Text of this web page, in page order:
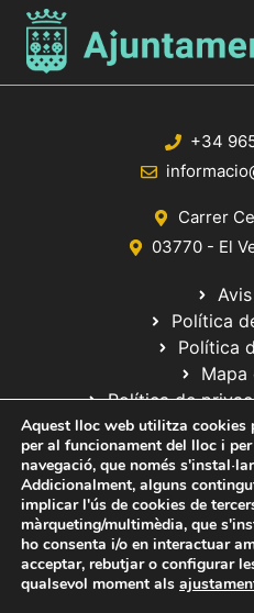
+34
Carrer
03770 - El
Política
Política
Mapa
Política de
© 2020 Web desarrollada por el
de
Aquest lloc web utilitza cookies
per al funcionament del lloc i
navegació, que només
Addicionalment, alguns
implicar l'ús de cookies de
màrqueting/multimèdia, que
ho consenta i/o en interactuar
acceptar, rebutjar o configurar
qualsevol moment als